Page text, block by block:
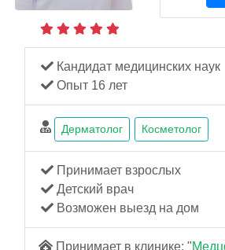
Кандидат медицинских наук
Опыт 16 лет
Дерматолог Косметолог
Принимает взрослых
Детский врач
Возможен выезд на дом
Принимает в клинике: "